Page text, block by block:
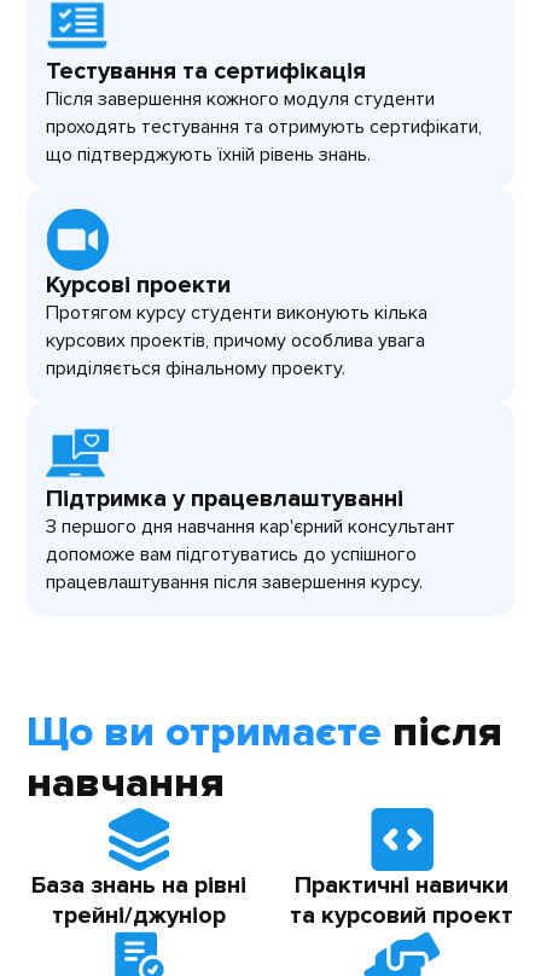
Тестування та сертифікація
Після завершення кожного модуля студенти
проходять тестування та отримують сертифікати,
що підтверджують їхній рівень знань.
Курсові проекти
Протягом курсу студенти виконують кілька
курсових проектів, причому особлива увага
приділяється фінальному проекту.
Підтримка у працевлаштуванні
З першого дня навчання кар'єрний консультант
допоможе вам підготуватись до успішного
працевлаштування після завершення курсу.
Що ви отримаєте після
навчання
База знань на рівні
трейні/джуніор
Практичні навички
та курсовий проект